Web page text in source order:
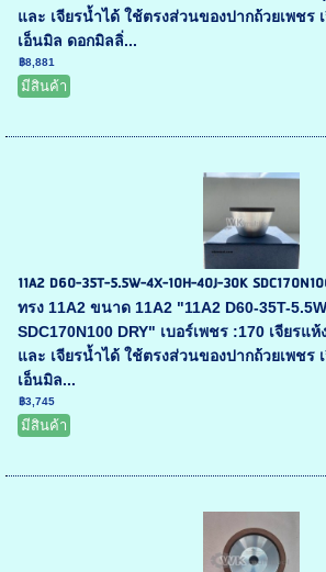
และ เจียรน้ำได้ ใช้ตรงส่วนของปากถ้วยเพชร
เอ็นมิล ดอกมิลลิ่...
฿8,881
มีสินค้า
11A2 D60-35T-5.5W-4X-10H-40J-30K
ทรง 11A2 ขนาด 11A2 "11A2 D60-35T-
SDC170N100 DRY" เบอร์เพชร :170 เจียรแ
และ เจียรน้ำได้ ใช้ตรงส่วนของปากถ้วยเพชร
เอ็นมิล...
฿3,745
มีสินค้า